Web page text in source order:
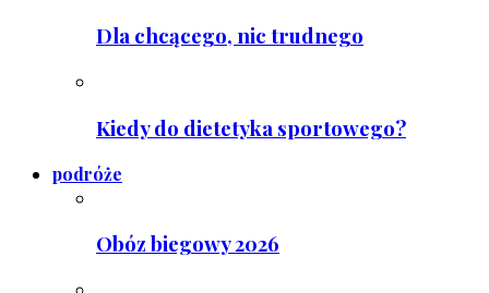
Dla chcącego, nic trudnego
Kiedy do dietetyka sportowego?
podróże
Obóz biegowy 2026